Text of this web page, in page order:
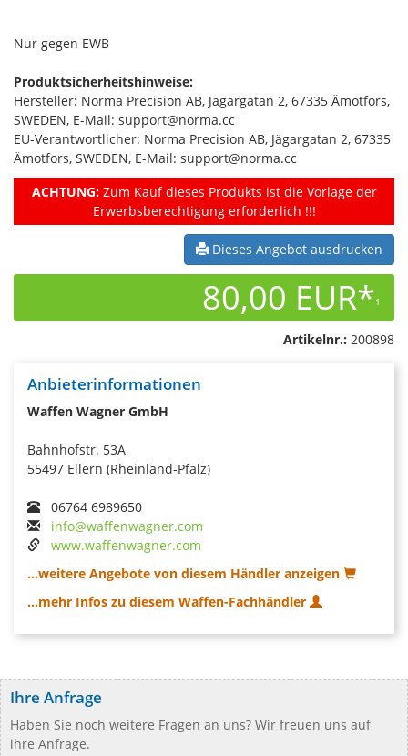
Nur gegen EWB
Produktsicherheitshinweise:
Hersteller: Norma Precision AB, Jägargatan 2, 67335 Ämotfors,
SWEDEN, E-Mail: support@norma.cc
EU-Verantwortlicher: Norma Precision AB, Jägargatan 2, 67335
Ämotfors, SWEDEN, E-Mail: support@norma.cc
ACHTUNG:Zum Kauf dieses Produkts ist die Vorlage der
Erwerbsberechtigung erforderlich !!!
Dieses Angebot ausdrucken
80,00 EUR*1
Artikelnr.: 200898
Anbieterinformationen
Waffen Wagner GmbH
Bahnhofstr. 53A
55497 Ellern (Rheinland-Pfalz)
06764 6989650
info@waffenwagner.com
www.waffenwagner.com
...weitere Angebote von diesem Händler anzeigen
...mehr Infos zu diesem Waffen-Fachhändler
Ihre Anfrage
Haben Sie noch weitere Fragen an uns? Wir freuen uns auf
ihre Anfrage.